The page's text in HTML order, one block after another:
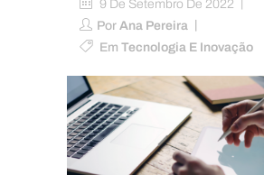
9 De Setembro De 2022
Por Ana Pereira
Em Tecnologia E Inovação